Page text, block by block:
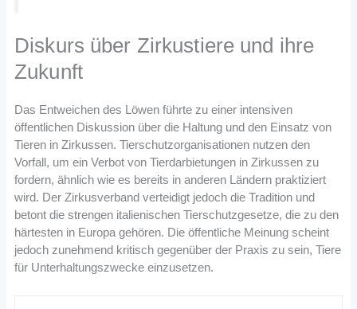
Diskurs über Zirkustiere und ihre
Zukunft
Das Entweichen des Löwen führte zu einer intensiven
öffentlichen Diskussion über die Haltung und den Einsatz von
Tieren in Zirkussen. Tierschutzorganisationen nutzen den
Vorfall, um ein Verbot von Tierdarbietungen in Zirkussen zu
fordern, ähnlich wie es bereits in anderen Ländern praktiziert
wird. Der Zirkusverband verteidigt jedoch die Tradition und
betont die strengen italienischen Tierschutzgesetze, die zu den
härtesten in Europa gehören. Die öffentliche Meinung scheint
jedoch zunehmend kritisch gegenüber der Praxis zu sein, Tiere
für Unterhaltungszwecke einzusetzen.